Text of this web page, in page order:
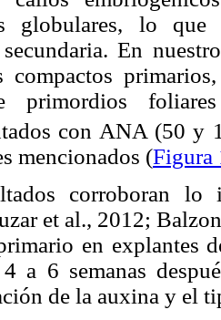
globulares, lo
secundaria. En
compactos
primordios
con ANA (50 y
mencionados (Figura
corroboran lo
et al., 2012;
en explantes
a 6 semanas
de la auxina y el